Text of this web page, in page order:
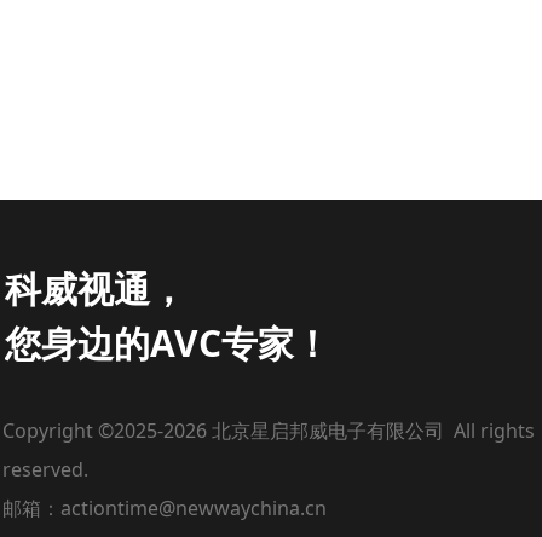
科威视通，
您身边的AVC专家！
Copyright ©2025-2026 北京星启邦威电子有限公司 All rights
reserved.
邮箱：actiontime@newwaychina.cn